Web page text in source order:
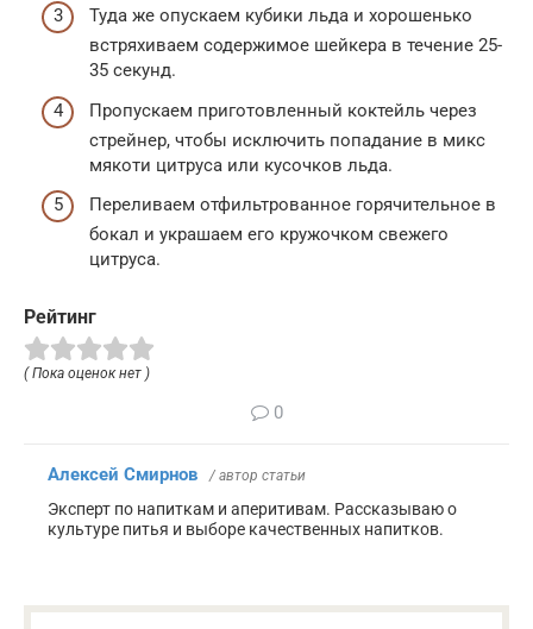
Туда же опускаем кубики льда и хорошенько
встряхиваем содержимое шейкера в течение 25-
35 секунд.
Пропускаем приготовленный коктейль через
стрейнер, чтобы исключить попадание в микс
мякоти цитруса или кусочков льда.
Переливаем отфильтрованное горячительное в
бокал и украшаем его кружочком свежего
цитруса.
Рейтинг
( Пока оценок нет )
0
Алексей Смирнов / автор статьи
Эксперт по напиткам и аперитивам. Рассказываю о
культуре питья и выборе качественных напитков.